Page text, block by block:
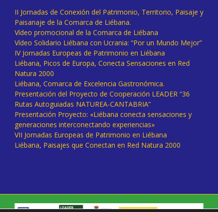
II Jornadas de Conexión del Patrimonio, Territorio, Paisaje y
Paisanaje de la Comarca de Liébana.
Vídeo promocional de la Comarca de Liébana
Vídeo Solidario Liébana con Ucrania: “Por un Mundo Mejor”
IV Jornadas Europeas de Patrimonio en Liébana
Liébana, Picos de Europa, Conecta Sensaciones en Red
Natura 2000
Liébana, Comarca de Excelencia Gastronómica.
Presentación del Proyecto de Cooperación LEADER “36
Rutas Autoguiadas NATUREA-CANTABRIA”
Presentación Proyecto: «Liébana conecta sensaciones y
generaciones interconectando experiencias»
VII Jornadas Europeas de Patrimonio en Liébana
Liébana, Paisajes que Conectan en Red Natura 2000